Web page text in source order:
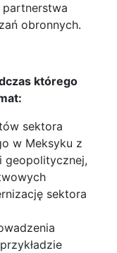
partnerstwa
obronnych.
którego
sektora
w Meksyku z
geopolitycznej,
sektora